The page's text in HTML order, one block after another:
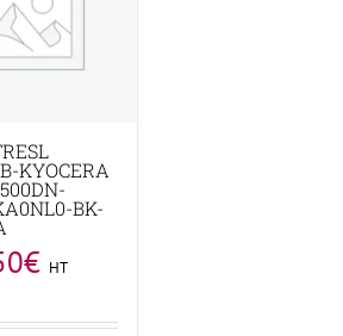
KYOCERA
BK-
€ HT